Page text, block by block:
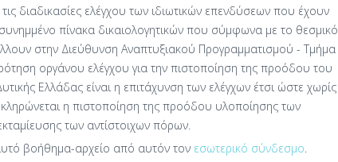
διαδικασίες ελέγχου των ιδιωτικών επενδύσεων που έχουν
πίνακα δικαιολογητικών που σύμφωνα με το θεσμικό
στην Διεύθυνση Αναπτυξιακού Προγραμματισμού - Τμήμα
οργάνου ελέγχου για την πιστοποίηση της προόδου του
Ελλάδας είναι η επιτάχυνση των ελέγχων έτσι ώστε χωρίς
η πιστοποίηση της προόδου υλοποίησης των
των αντίστοιχων πόρων.
βοήθημα-αρχείο από αυτόν τον εσωτερικό σύνδεσμο.